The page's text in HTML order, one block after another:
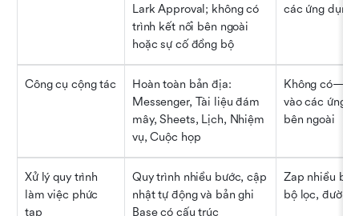
Lark Approval; không có
trình kết nối bên ngoài
hoặc sự cố đồng bộ
các ứng dụng
Công cụ cộng tác
Hoàn toàn bản địa:
Messenger, Tài liệu đám
mây, Sheets, Lịch, Nhiệm
vụ, Cuộc họp
Không
vào các ứng
bên ngoài
Xử lý quy trình
làm việc phức
tạp
Quy trình nhiều bước, cập
nhật tự động và bản ghi
Base có cấu trúc
Zap nhiều
bộ lọc, đường